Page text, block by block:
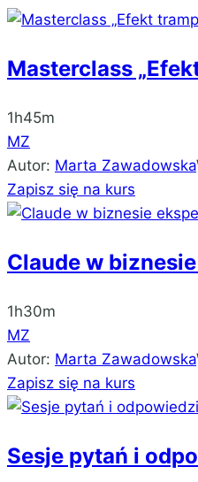
Masterclass
1h45m
MZ
Autor: Marta Zawadowska
Zapisz się na kurs
Claude w
1h30m
MZ
Autor: Marta Zawadowska
Zapisz się na kurs
Sesje pytań i